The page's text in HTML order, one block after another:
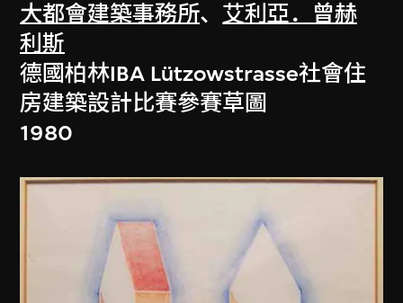
大都會建築事務所、 艾利亞．曾赫
利斯
德國柏林IBA Lützowstrasse社會住
房建築設計比賽參賽草圖
1980